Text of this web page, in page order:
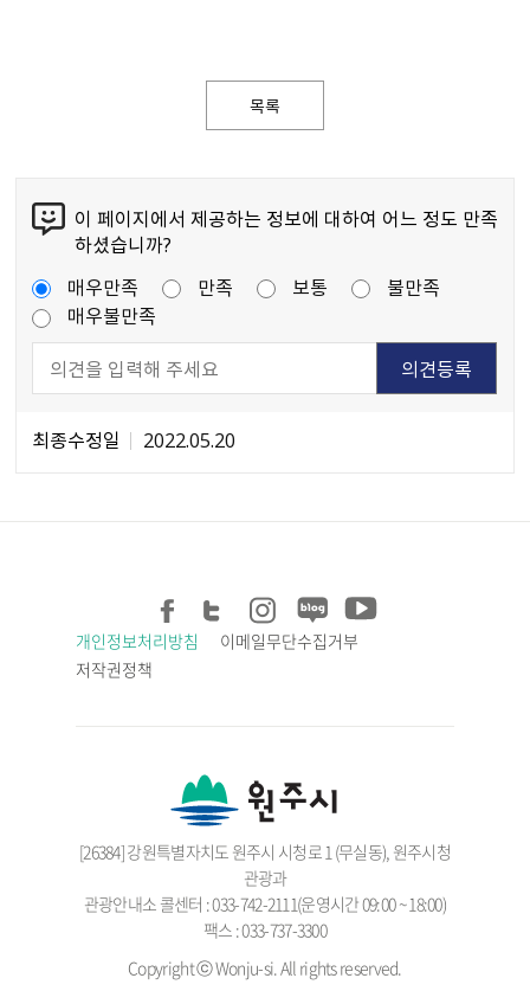
목록
이 페이지에서 제공하는 정보에 대하여 어느 정도 만족
하셨습니까?
매우만족
만족 보통
불만족
매우불만족
최종수정일 2022.05.20
개인정보처리방침
이메일무단수집거부
저작권정책
[26384] 강원특별자치도 원주시 시청로 1 (무실동), 원주시청
관광과
관광안내소 콜센터 : 033-742-2111(운영시간 09:00 ~ 18:00)
팩스 : 033-737-3300
Copyright ⓒ Wonju-si. All rights reserved.